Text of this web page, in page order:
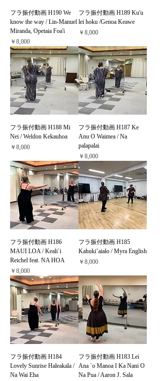
フラ振付動画 H190 We
know the way / Lin-Manuel
Miranda, Opetaia Foa'i
価格
￥8,000
フラ振付動画 H189 Ku'u
lei hoku /Genoa Keawe
価格
￥8,000
フラ振付動画 H188 Mi
Nei / Weldon Kekauhoa
価格
￥8,000
フラ振付動画 H187 Ke
Anu O Waimea / Na
palapalai
価格
￥8,000
フラ振付動画 H186
MAUI LOA / Keali`i
Reichel feat. NA HOA
価格
￥8,000
フラ振付動画 H185
Kahuki’aialo / Myra English
価格
￥8,000
フラ振付動画 H184
Lovely Sunrise Haleakala /
Na Wai Eha
フラ振付動画 H183 Lei
Ana `o Manoa I Ka Nani O
Na Pua / Aaron J. Sala